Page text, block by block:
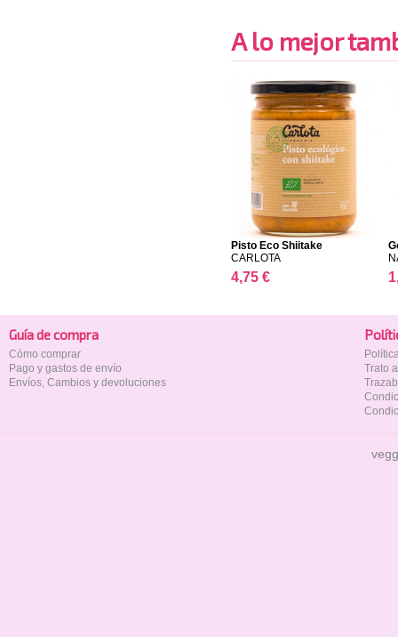
A lo mejor
Pisto Eco Shiitake
CARLOTA
4,75 €
Guía de compra
Cómo comprar
Pago y gastos de envío
Envíos, Cambios y devoluciones
Trato